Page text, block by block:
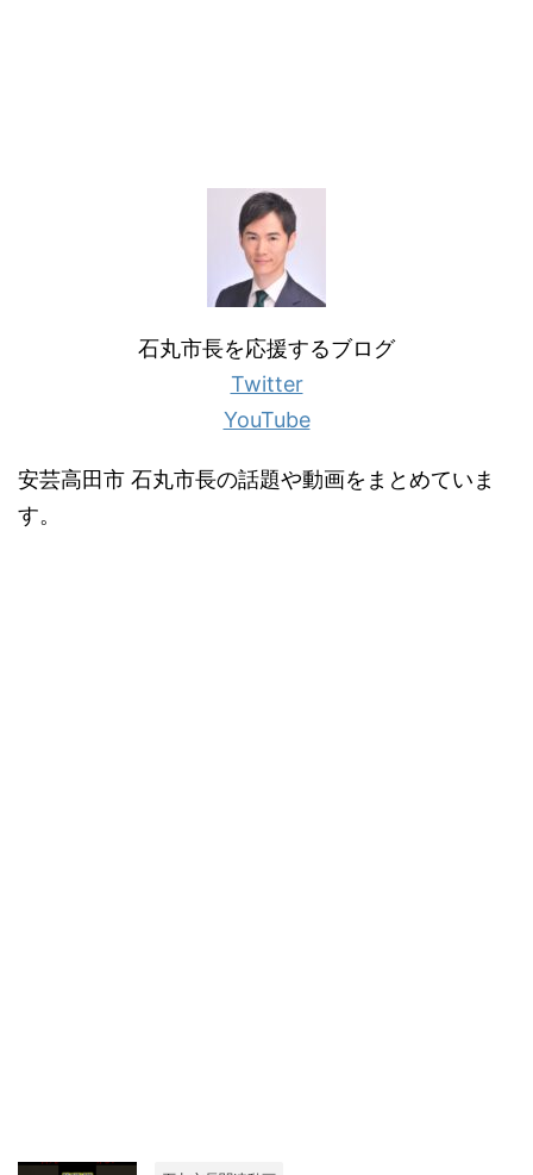
石丸市長を応援するブログ
Twitter
YouTube
安芸高田市 石丸市長の話題や動画をまとめていま
す。